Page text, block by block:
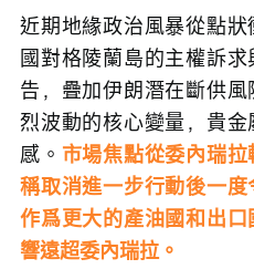
近期地緣政治風暴從點
國對格陵蘭島的主權訴
告，疊加伊朗潛在斷供
烈波動的核心變量，貴
感。 市場焦點從委內瑞
稱取消進一步行動後一
作爲更大的產油國和出
響遠超委內瑞拉。